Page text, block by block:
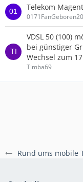
Rund ums mobile
Telekom
VDSL 50 (100)
bei günstiger
Wechsel zum
Timba69